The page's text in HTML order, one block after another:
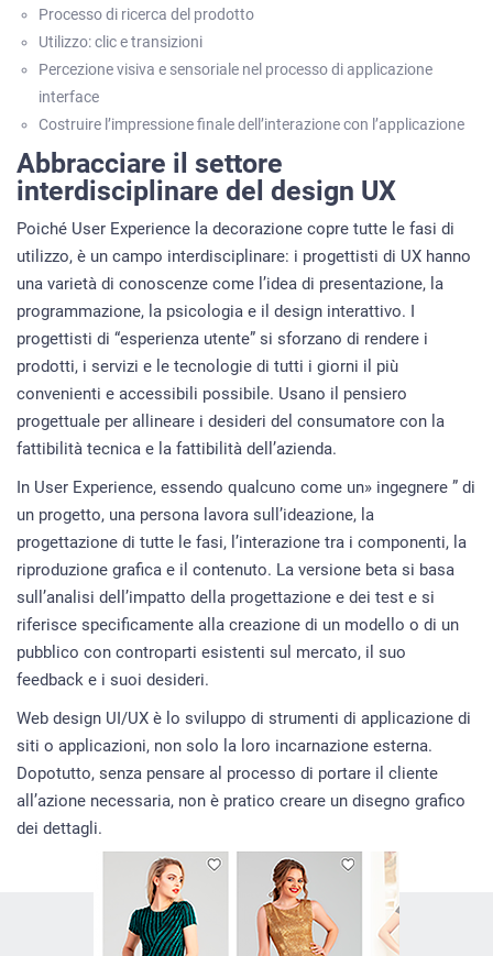
Processo di ricerca del prodotto
Utilizzo: clic e transizioni
Percezione visiva e sensoriale nel processo di applicazione
interface
Costruire l’impressione finale dell’interazione con l’applicazione
Abbracciare il settore
interdisciplinare del design UX
Poiché User Experience la decorazione copre tutte le fasi di
utilizzo, è un campo interdisciplinare: i progettisti di UX hanno
una varietà di conoscenze come l’idea di presentazione, la
programmazione, la psicologia e il design interattivo. I
progettisti di “esperienza utente” si sforzano di rendere i
prodotti, i servizi e le tecnologie di tutti i giorni il più
convenienti e accessibili possibile. Usano il pensiero
progettuale per allineare i desideri del consumatore con la
fattibilità tecnica e la fattibilità dell’azienda.
In User Experience, essendo qualcuno come un» ingegnere ” di
un progetto, una persona lavora sull’ideazione, la
progettazione di tutte le fasi, l’interazione tra i componenti, la
riproduzione grafica e il contenuto. La versione beta si basa
sull’analisi dell’impatto della progettazione e dei test e si
riferisce specificamente alla creazione di un modello o di un
pubblico con controparti esistenti sul mercato, il suo
feedback e i suoi desideri.
Web design UI/UX è lo sviluppo di strumenti di applicazione di
siti o applicazioni, non solo la loro incarnazione esterna.
Dopotutto, senza pensare al processo di portare il cliente
all’azione necessaria, non è pratico creare un disegno grafico
dei dettagli.